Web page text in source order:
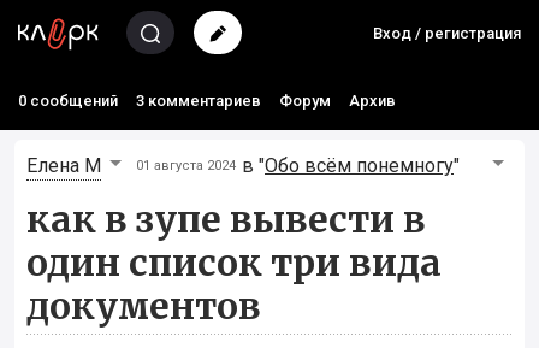
Вход / регистрация
0 сообщений 3 комментариев Форум Архив
Елена М 01 августа 2024 в "Обо всём понемногу"
как в зупе вывести в
один список три вида
документов